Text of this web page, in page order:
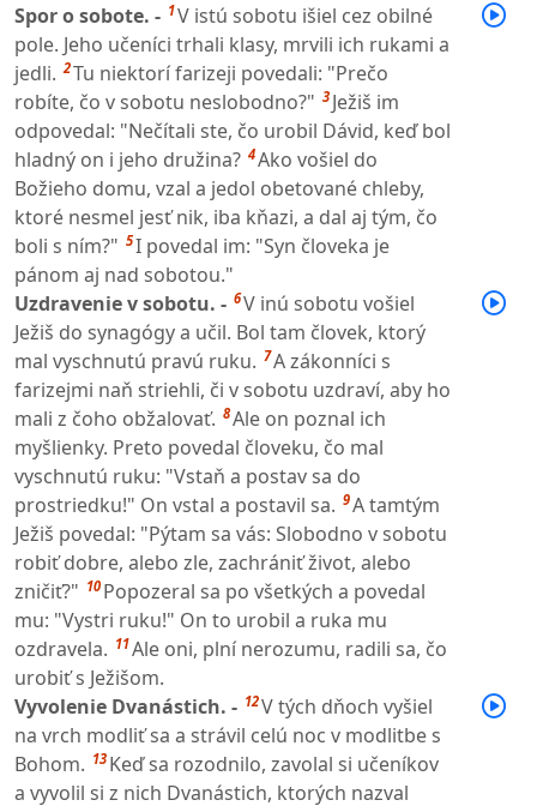
Spor o sobote. - 1V istú sobotu išiel cez obilné
pole. Jeho učeníci trhali klasy, mrvili ich rukami a
jedli. 2Tu niektorí farizeji povedali: "Prečo
robíte, čo v sobotu neslobodno?" 3 Ježiš im
odpovedal: "Nečítali ste, čo urobil Dávid, keď bol
hladný on i jeho družina? 4Ako vošiel do
Božieho domu, vzal a jedol obetované chleby,
ktoré nesmel jesť nik, iba kňazi, a dal aj tým, čo
boli s ním?" 5I povedal im: "Syn človeka je
pánom aj nad sobotou."
Uzdravenie v sobotu. - 6V inú sobotu vošiel
Ježiš do synagógy a učil. Bol tam človek, ktorý
mal vyschnutú pravú ruku. 7A zákonníci s
farizejmi naň striehli, či v sobotu uzdraví, aby ho
mali z čoho obžalovať. 8Ale on poznal ich
myšlienky. Preto povedal človeku, čo mal
vyschnutú ruku: "Vstaň a postav sa do
prostriedku!" On vstal a postavil sa. 9A tamtým
Ježiš povedal: "Pýtam sa vás: Slobodno v sobotu
robiť dobre, alebo zle, zachrániť život, alebo
zničiť?" 10 Popozeral sa po všetkých a povedal
mu: "Vystri ruku!" On to urobil a ruka mu
ozdravela. 11Ale oni, plní nerozumu, radili sa, čo
urobiť s Ježišom.
Vyvolenie Dvanástich. - 12V tých dňoch vyšiel
na vrch modliť sa a strávil celú noc v modlitbe s
Bohom. 13 Keď sa rozodnilo, zavolal si učeníkov
a vyvolil si z nich Dvanástich, ktorých nazval